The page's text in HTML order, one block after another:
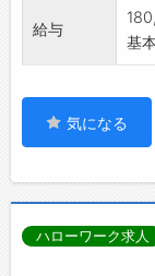
給与
基
気になる
ハローワーク求人